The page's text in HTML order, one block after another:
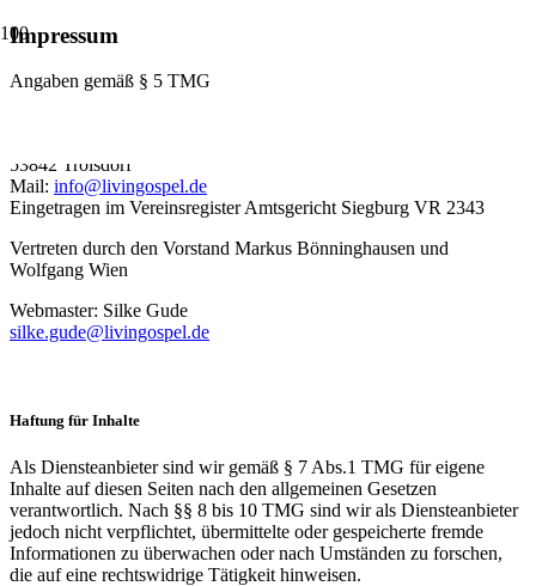
Impressum
Angaben gemäß § 5 TMG
53842 Troisdorf
Mail: info@livingospel.de
Eingetragen im Vereinsregister Amtsgericht Siegburg VR 2343
Vertreten durch den Vorstand Markus Bönninghausen und
Wolfgang Wien
Webmaster: Silke Gude
silke.gude@livingospel.de
Haftung für Inhalte
Als Diensteanbieter sind wir gemäß § 7 Abs.1 TMG für eigene
Inhalte auf diesen Seiten nach den allgemeinen Gesetzen
verantwortlich. Nach §§ 8 bis 10 TMG sind wir als Diensteanbieter
jedoch nicht verpflichtet, übermittelte oder gespeicherte fremde
Informationen zu überwachen oder nach Umständen zu forschen,
die auf eine rechtswidrige Tätigkeit hinweisen.